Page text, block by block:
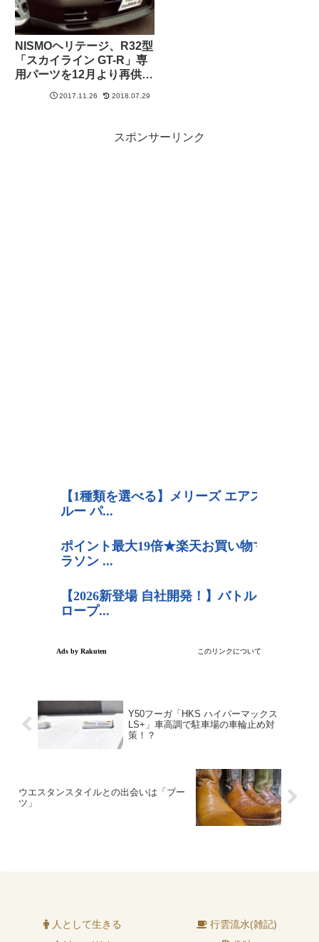
NISMOヘリテージ、R32型
「スカイライン GT-R」専
用パーツを12月より再供
2017.11.26 2018.07.29
スポンサーリンク
Y50フーガ「HKS ハイパーマックス
LS+」車高調で駐車場の車輪止め対
策！？
ウエスタンスタイルとの出会いは「ブー
ツ」
人として生きる
行雲流水(雑記)